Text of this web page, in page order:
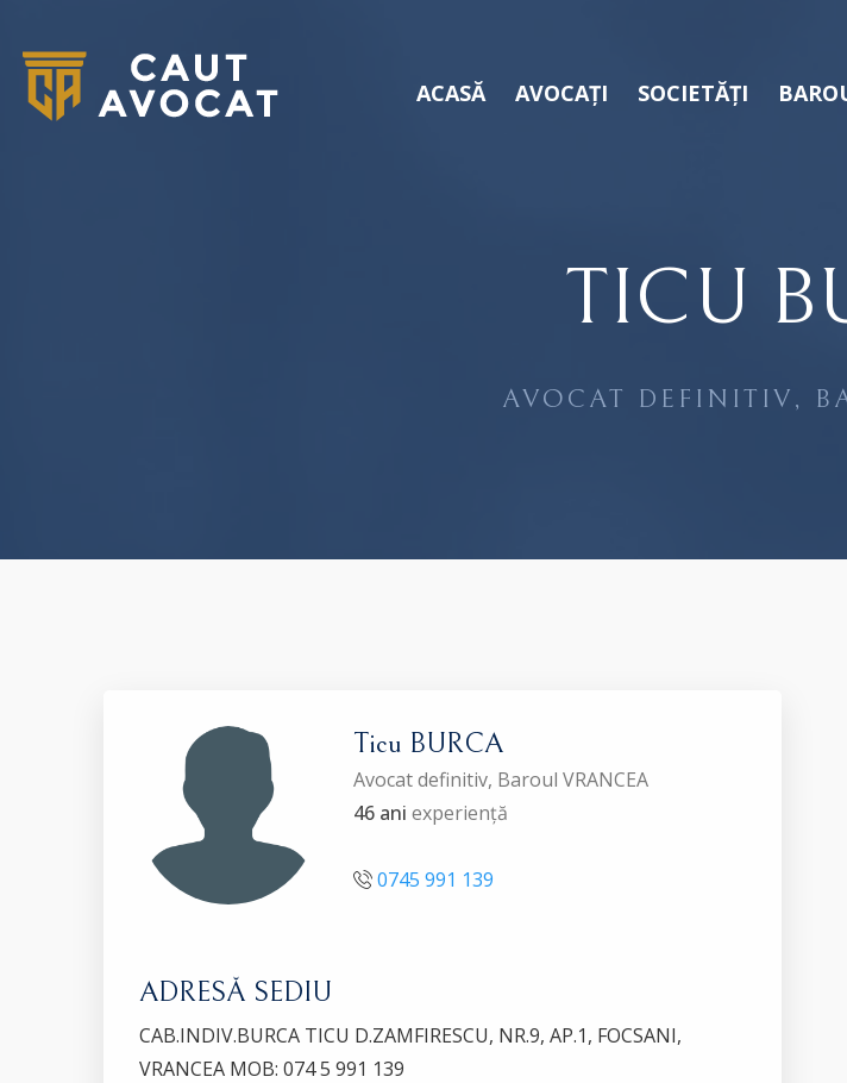
ACASĂ AVOCAȚI SOCIETĂȚI
TICU
AVOCAT DEFINITIV,
Ticu BURCA
Avocat definitiv, Baroul VRANCEA
46 ani experiență
0745 991 139
ADRESĂ SEDIU
CAB.INDIV.BURCA TICU D.ZAMFIRESCU, NR.9, AP.1, FOCSANI,
VRANCEA MOB: 074 5 991 139